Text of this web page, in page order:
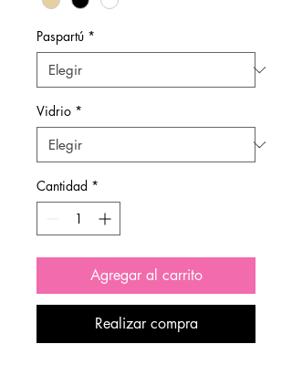
Paspartú *
Vidrio *
Cantidad *
Agregar al carrito
Realizar compra